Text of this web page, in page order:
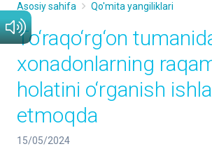
Asosiy sahifa Qo'mita yangiliklari
To‘raqo‘rg‘on
хonadonlarning
holatini o‘rganish
etmoqda
15/05/2024